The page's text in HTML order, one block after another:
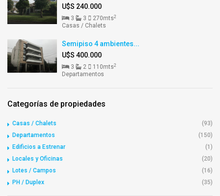
U$S 240.000
3 3 270mts2
Casas / Chalets
Semipiso 4 ambientes...
U$S 400.000
3 2 110mts2
Departamentos
Categorías de propiedades
Casas / Chalets
(93)
Departamentos
(150)
Edificios a Estrenar
(1)
Locales y Oficinas
(20)
Lotes / Campos
(16)
PH / Duplex
(35)